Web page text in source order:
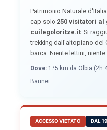
Patrimonio Naturale
cap solo 250 visitatori al
cuilegoloritze.it. Si
trekking dall'altopiano del
barca. Niente lettini,
Dove:175 km da Olbia (2h
Baunei.
ACCESSO VIETATO DAL